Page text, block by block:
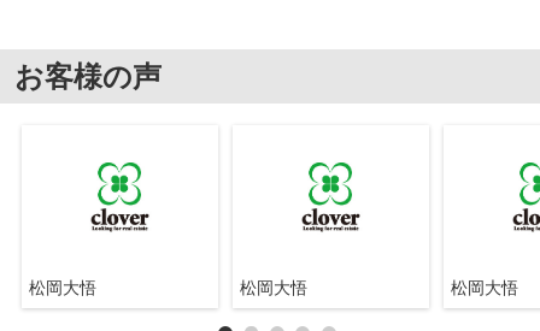
お客様の声
松岡大悟 松岡大悟 松岡大悟